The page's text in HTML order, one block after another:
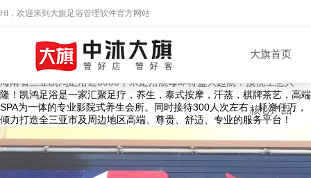
HI，欢迎来到大旗足浴管理软件官方网站
大旗首页
核心产品
大旗持续19年，为全国30000+足浴门店
【海南 三亚】凯鸿足浴
时间：2021-12-17 来源：本站 浏览数：490
海南省三亚凯鸿足浴近3000平米足浴航母即将盛大起航！预祝生意兴
隆！凯鸿足浴是一家汇聚足疗，养生，泰式按摩，汗蒸，棋牌茶艺，高端
SPA为一体的专业影院式养生会所。同时接待300人次左右，耗资仟万，
倾力打造全三亚市及周边地区高端、尊贵、舒适、专业的服务平台！